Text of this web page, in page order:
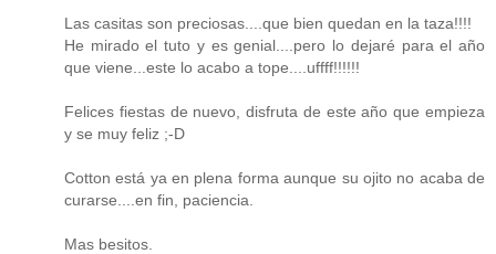
Las casitas son preciosas....que bien quedan en la taza!!!!
He mirado el tuto y es genial....pero lo dejaré para el año
que viene...este lo acabo a tope....uffff!!!!!!
Felices fiestas de nuevo, disfruta de este año que empieza
y se muy feliz ;-D
Cotton está ya en plena forma aunque su ojito no acaba de
curarse....en fin, paciencia.
Mas besitos.